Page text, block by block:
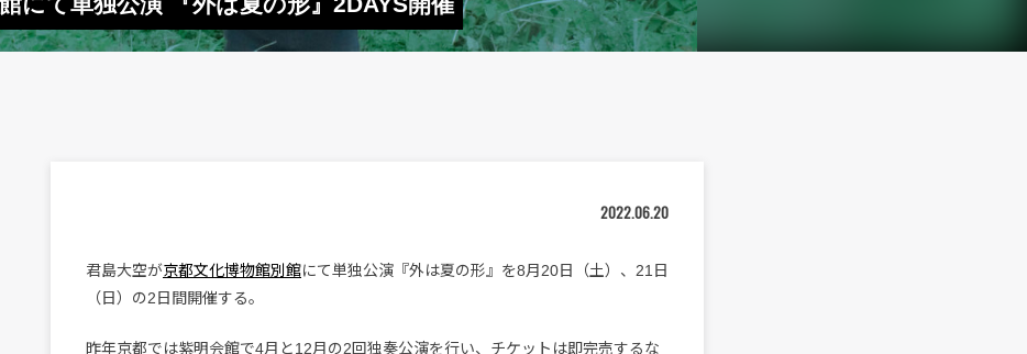
2022.06.20
君島大空が京都文化博物館別館にて単独公演『外は夏の形』を8月20日（土）、21日
（日）の2日間開催する。
昨年京都では紫明会館で4月と12月の2回独奏公演を行い、チケットは即完売するな